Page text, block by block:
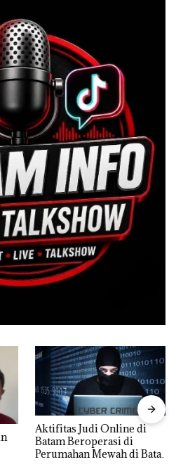
Aktifitas Judi Online di
Batam Beroperasi di
Perumahan Mewah di Batam